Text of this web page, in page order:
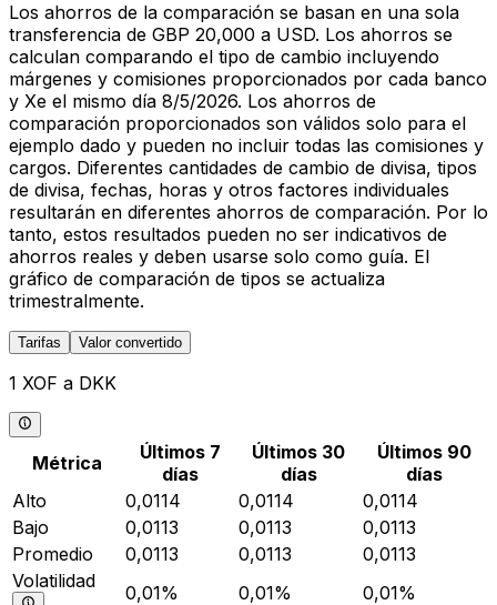
Los ahorros de la comparación se basan en una sola
transferencia de GBP 20,000 a USD. Los ahorros se
calculan comparando el tipo de cambio incluyendo
márgenes y comisiones proporcionados por cada banco
y Xe el mismo día 8/5/2026. Los ahorros de
comparación proporcionados son válidos solo para el
ejemplo dado y pueden no incluir todas las comisiones y
cargos. Diferentes cantidades de cambio de divisa, tipos
de divisa, fechas, horas y otros factores individuales
resultarán en diferentes ahorros de comparación. Por lo
tanto, estos resultados pueden no ser indicativos de
ahorros reales y deben usarse solo como guía. El
gráfico de comparación de tipos se actualiza
trimestralmente.
Tarifas Valor convertido
1 XOF a DKK
Métrica
Últimos 7
días
Últimos 30
días
Últimos 90
días
Alto
0,0114 0,0114
0,0114
Bajo
0,0113 0,0113
0,0113
Promedio
0,0113 0,0113
0,0113
Volatilidad
0,01% 0,01% 0,01%